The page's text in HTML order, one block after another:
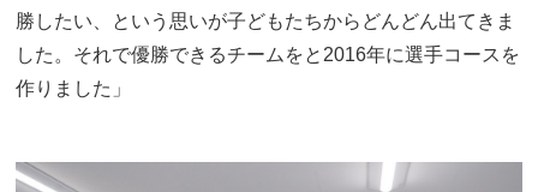
勝したい、という思いが子どもたちからどんどん出てきま
した。それで優勝できるチームをと2016年に選手コースを
作りました」